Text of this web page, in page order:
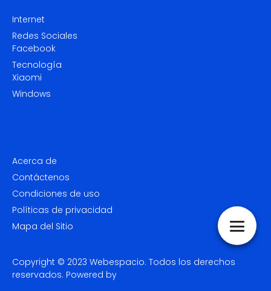
Internet
Redes Sociales
Facebook
Tecnología
Xiaomi
Windows
Acerca de
Contáctenos
Condiciones de uso
Políticas de privacidad
Mapa del Sitio
Copyright © 2023 Webespacio. Todos los derechos
reservados. Powered by